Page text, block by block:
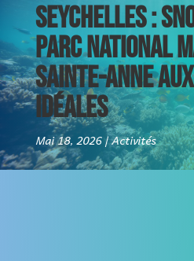
SEYCHELLES :
PARC NATIONAL
SAINTE-ANNE
IDÉALES
Mai 18, 2026 Activités